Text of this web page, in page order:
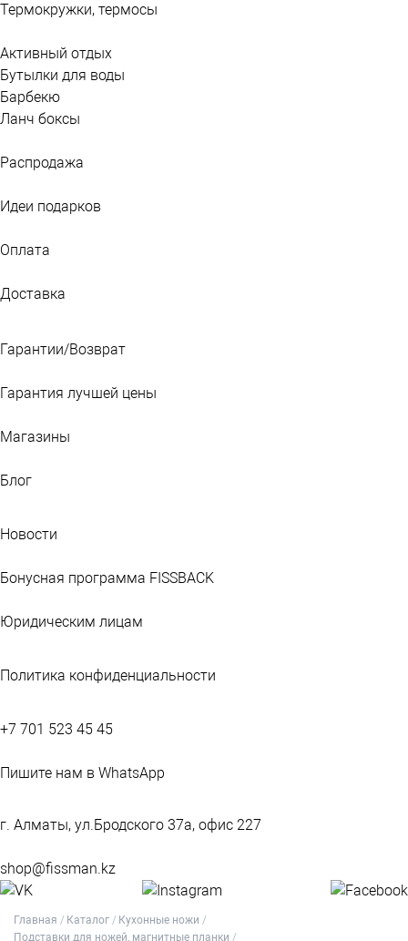
Термокружки, термосы
Активный отдых
Бутылки для воды
Барбекю
Ланч боксы
Распродажа
Идеи подарков
Оплата
Доставка
Гарантии/Возврат
Гарантия лучшей цены
Магазины
Блог
Новости
Бонусная программа FISSBACK
Юридическим лицам
Политика конфиденциальности
+7 701 523 45 45
Пишите нам в WhatsApp
г. Алматы, ул.Бродского 37а, офис 227
shop@fissman.kz
Главная Каталог
Кухонные ножи
Подставки для ножей, магнитные планки